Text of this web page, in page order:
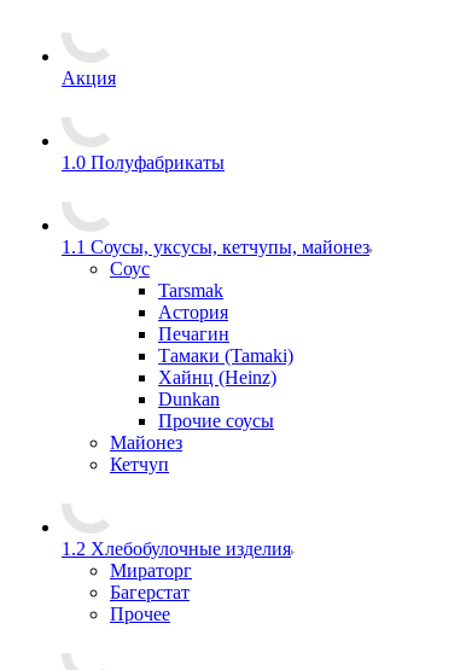
Акция
1.0 Полуфабрикаты
1.1 Соусы, уксусы, кетчупы, майонез
Соус
Tarsmak
Астория
Печагин
Тамаки (Tamaki)
Хайнц (Heinz)
Dunkan
Прочие соусы
Майонез
Кетчуп
1.2 Хлебобулочные изделия
Мираторг
Багерстат
Прочее